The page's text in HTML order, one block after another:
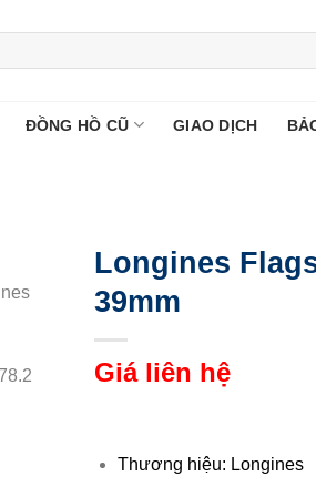
ĐỒNG HỒ CŨ GIAO DỊCH
Longines
39mm
Giá liên hệ
Thương hiệu: Longines